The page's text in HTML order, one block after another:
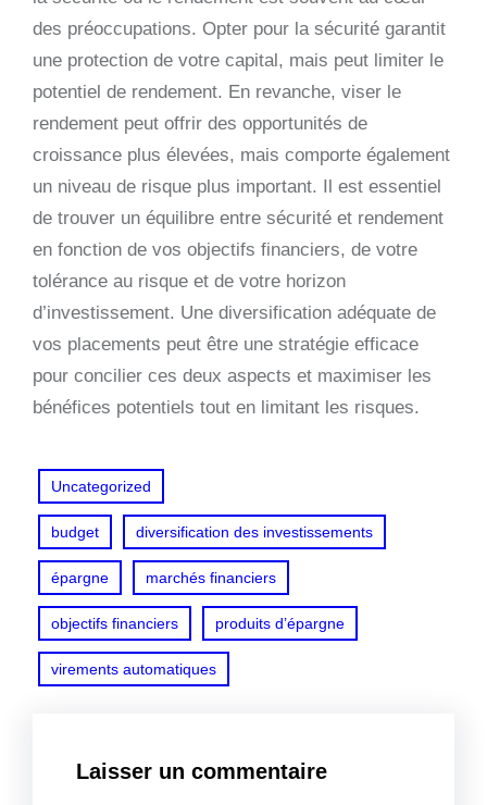
des préoccupations. Opter pour la sécurité garantit
une protection de votre capital, mais peut limiter le
potentiel de rendement. En revanche, viser le
rendement peut offrir des opportunités de
croissance plus élevées, mais comporte également
un niveau de risque plus important. Il est essentiel
de trouver un équilibre entre sécurité et rendement
en fonction de vos objectifs financiers, de votre
tolérance au risque et de votre horizon
d’investissement. Une diversification adéquate de
vos placements peut être une stratégie efficace
pour concilier ces deux aspects et maximiser les
bénéfices potentiels tout en limitant les risques.
Uncategorized
budget diversification des investissements
épargne marchés financiers
objectifs financiers produits d’épargne
virements automatiques
Laisser un commentaire